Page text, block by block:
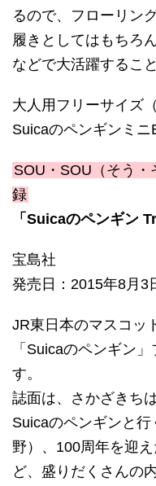
るので、フローリン
履きとしてはもちろ
などで大活躍するこ
大人用フリーサイズ
Suicaのペンギンミニ
SOU・SOU（そう
録
「Suicaのペンギン
宝島社
発売日：2015年8月3
JR東日本のマスコッ
「Suicaのペンギン
す。
誌面は、さかざきち
Suicaのペンギンと
野）、100周年を迎
ど、盛りだくさんの